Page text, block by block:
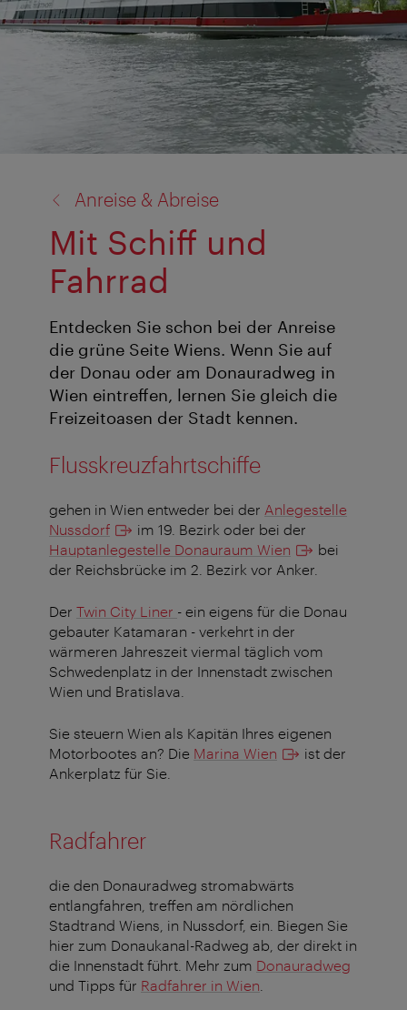
Anreise & Abreise
Mit Schiff und
Fahrrad
Entdecken Sie schon bei der Anreise
die grüne Seite Wiens. Wenn Sie auf
der Donau oder am Donauradweg in
Wien eintreffen, lernen Sie gleich die
Freizeitoasen der Stadt kennen.
Flusskreuzfahrtschiffe
gehen in Wien entweder bei der Anlegestelle
Nussdorf
im 19. Bezirk oder bei der
Hauptanlegestelle Donauraum Wien
bei
der Reichsbrücke im 2. Bezirk vor Anker.
Der Twin City Liner - ein eigens für die Donau
gebauter Katamaran - verkehrt in der
wärmeren Jahreszeit viermal täglich vom
Schwedenplatz in der Innenstadt zwischen
Wien und Bratislava.
Sie steuern Wien als Kapitän Ihres eigenen
Motorbootes an? Die Marina Wien
ist der
Ankerplatz für Sie.
Radfahrer
die den Donauradweg stromabwärts
entlangfahren, treffen am nördlichen
Stadtrand Wiens, in Nussdorf, ein. Biegen Sie
hier zum Donaukanal-Radweg ab, der direkt in
die Innenstadt führt. Mehr zum Donauradweg
und Tipps für Radfahrer in Wien